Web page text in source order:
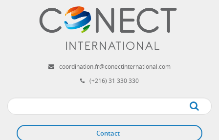
coordination.fr@conectinternational.com
(+216) 31 330 330
Apply
Contact